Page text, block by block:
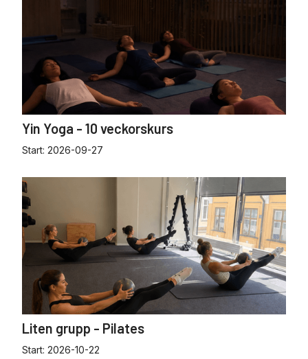
Yin Yoga - 10 veckorskurs
Start: 2026-09-27
Liten grupp - Pilates
Start: 2026-10-22